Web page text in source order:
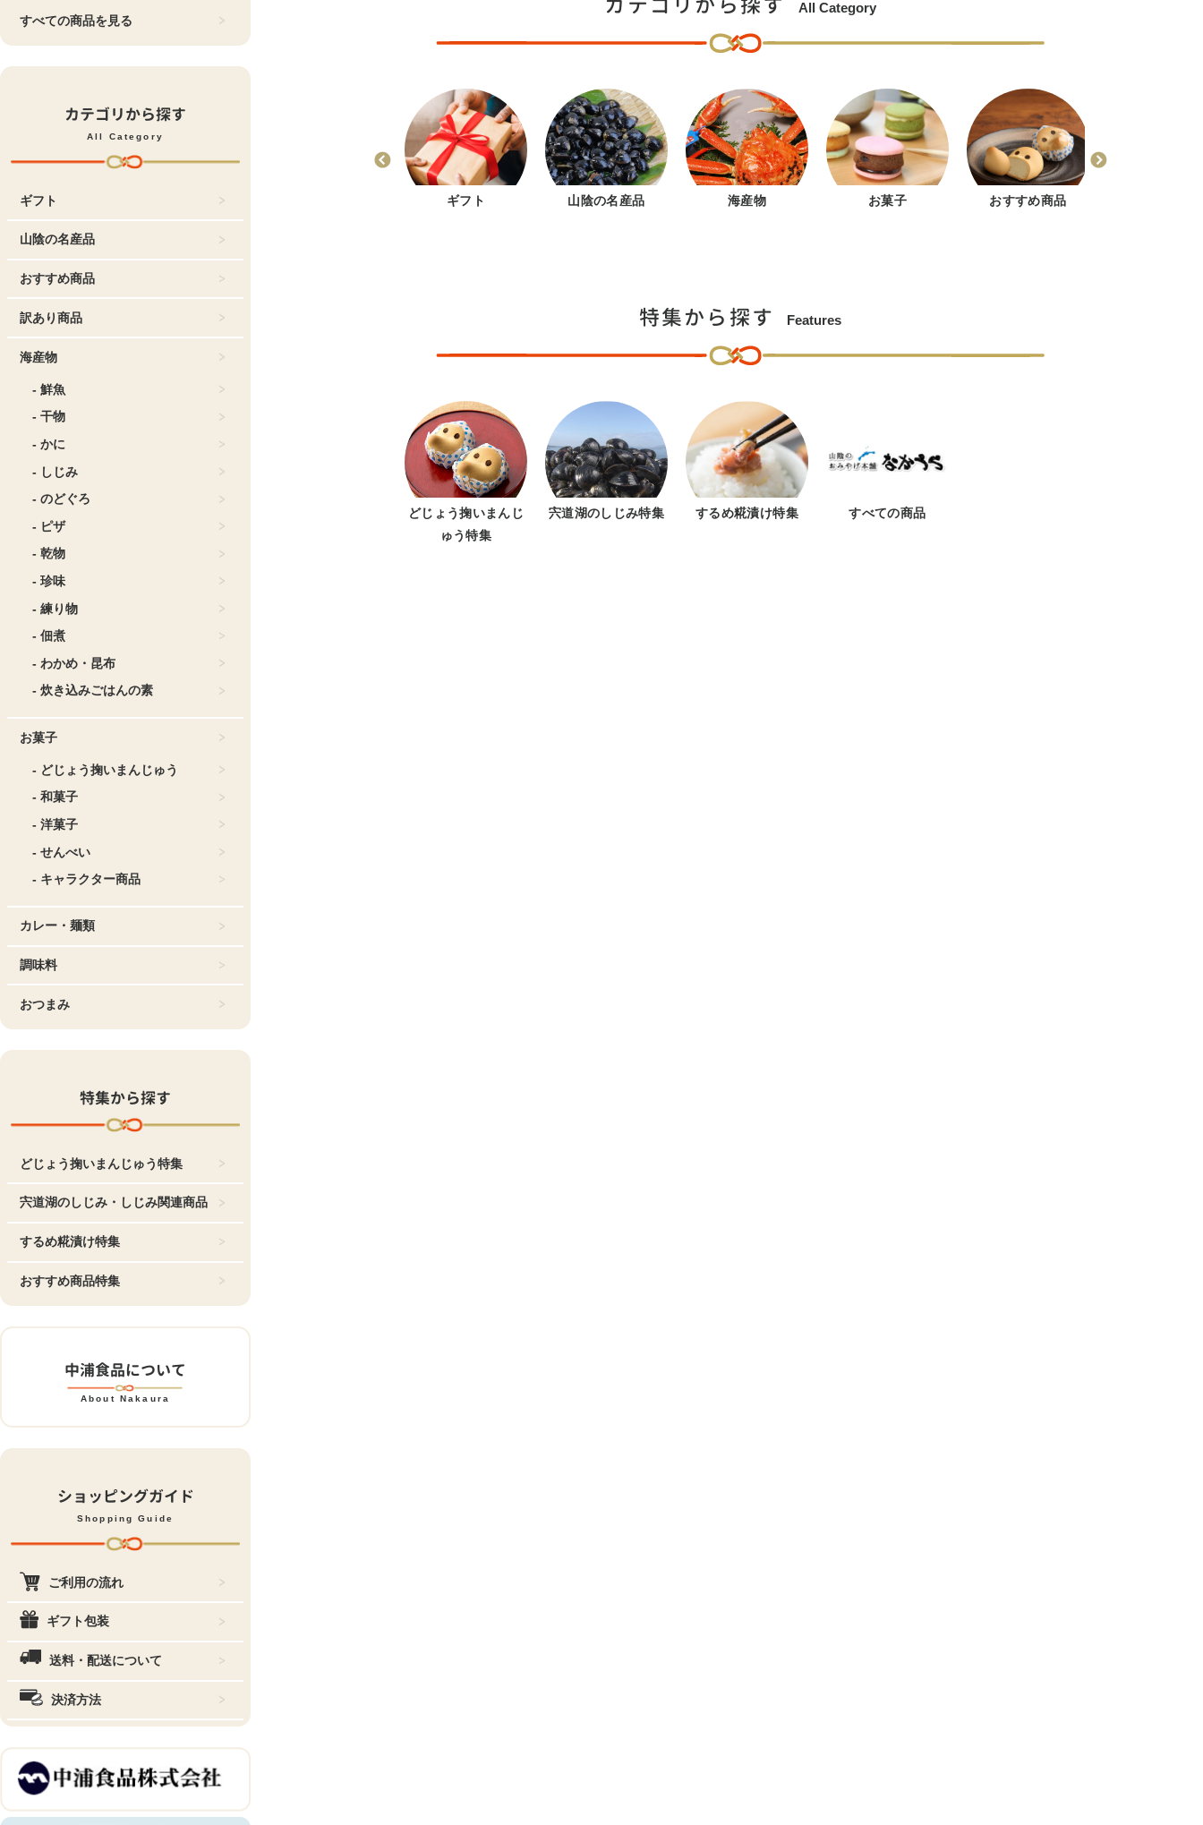
すべての商品を見る
カテゴリから探す
All Category
ギフト
山陰の名産品
おすすめ商品
訳あり商品
海産物
- 鮮魚
- 干物
- かに
- しじみ
- のどぐろ
- ピザ
- 乾物
- 珍味
- 練り物
- 佃煮
- わかめ・昆布
- 炊き込みごはんの素
お菓子
- どじょう掬いまんじゅう
- 和菓子
- 洋菓子
- せんべい
- キャラクター商品
カレー・麺類
調味料
おつまみ
特集から探す
どじょう掬いまんじゅう特集
宍道湖のしじみ・しじみ関連商品
するめ糀漬け特集
おすすめ商品特集
中浦食品について
About Nakaura
ショッピングガイド
Shopping Guide
ご利用の流れ
ギフト包装
送料・配送について
決済方法
All Category
お菓子 おすすめ商品 ギフト 山陰の名産品 海産物 お菓子 おすすめ商品
特集から探す Features
どじょう掬いまんじ
ゅう特集
宍道湖のしじみ特集 するめ糀漬け特集 すべての商品